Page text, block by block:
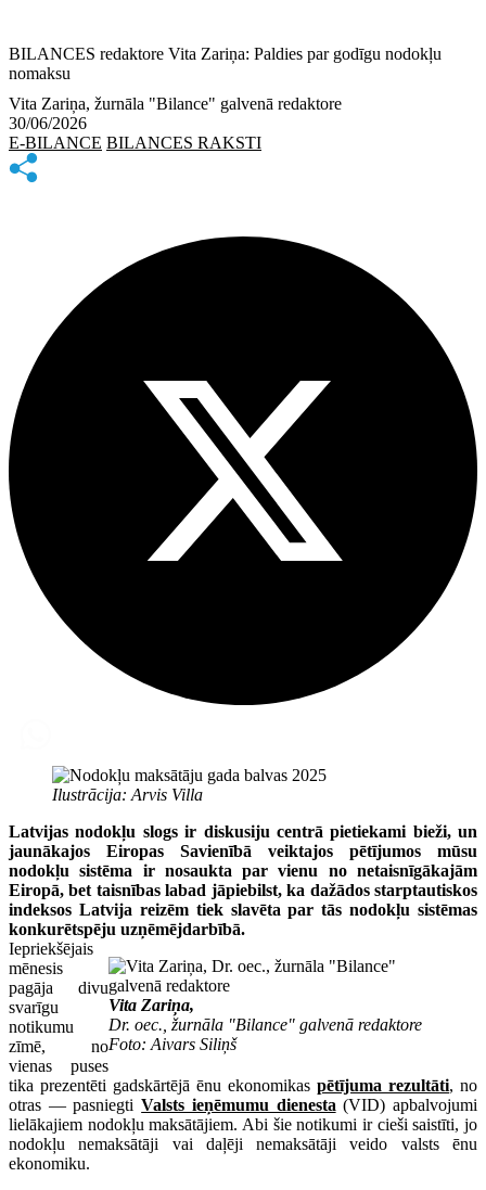
BILANCES redaktore Vita Zariņa: Paldies par godīgu nodokļu
nomaksu
Vita Zariņa, žurnāla "Bilance" galvenā redaktore
30/06/2026
E-BILANCE BILANCES RAKSTI
Ilustrācija: Arvis Villa
Latvijas nodokļu slogs ir diskusiju centrā pietiekami bieži, un
jaunākajos Eiropas Savienībā veiktajos pētījumos mūsu
nodokļu sistēma ir nosaukta par vienu no netaisnīgākajām
Eiropā, bet taisnības labad jāpiebilst, ka dažādos starptautiskos
indeksos Latvija reizēm tiek slavēta par tās nodokļu sistēmas
konkurētspēju uzņēmējdarbībā.
Vita Zariņa,
Dr. oec., žurnāla "Bilance" galvenā redaktore
Foto: Aivars Siliņš
Iepriekšējais
mēnesis
pagāja divu
svarīgu
notikumu
zīmē, no
vienas puses
tika prezentēti gadskārtējā ēnu ekonomikas pētījuma rezultāti, no
otras — pasniegtiValsts ieņēmumu dienesta(VID) apbalvojumi
lielākajiem nodokļu maksātājiem. Abi šie notikumi ir cieši saistīti, jo
nodokļu nemaksātāji vai daļēji nemaksātāji veido valsts ēnu
ekonomiku.